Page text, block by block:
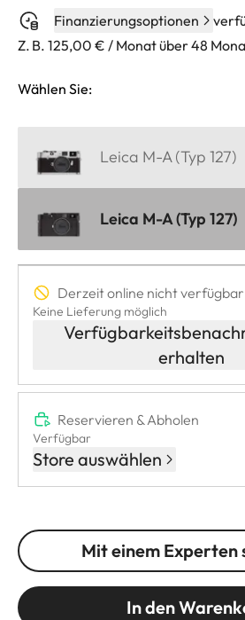
Finanzierungsoptionen
Z. B. 125,00 € / Monat über 48
Wählen Sie:
Leica M-A (Typ 127)
Leica M-A (Typ 127)
Derzeit online nicht verfügbar
Keine Lieferung möglich
erhalten
Reservieren & Abholen
Verfügbar
Store auswählen
Mit einem Experten
In den